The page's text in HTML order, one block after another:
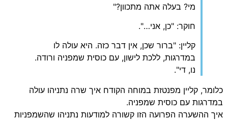
מי? בעלה אתה מתכוון?"
חוקר: "כן, אני…".
קליין: "ברור שכן, אין דבר כזה. היא עולה לו
במדרגות, ללכת לישון, עם כוסית שמפניה ורודה.
נו, די".
קליין מפנטזת במוחה הקודח איך שרה נתניהו עולה
עם כוסית שמפניה.
ההשערה הפרועה הזו קשורה למודעות נתניהו שהשמפניות